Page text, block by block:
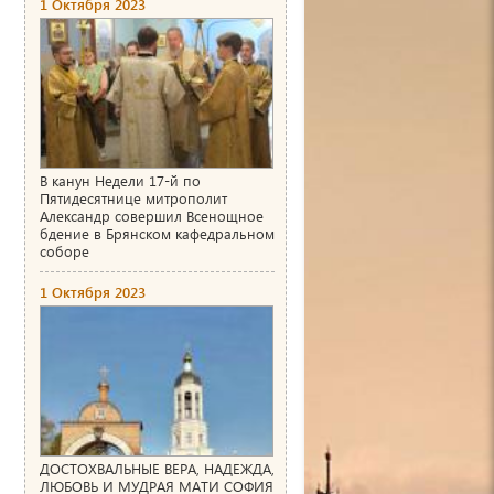
В канун Недели 17-й по
Пятидесятнице митрополит
Александр совершил Всенощное
бдение в Брянском кафедральном
соборе
1 Октября 2023
ДОСТОХВАЛЬНЫЕ ВЕРА, НАДЕЖДА,
ЛЮБОВЬ И МУДРАЯ МАТИ СОФИЯ